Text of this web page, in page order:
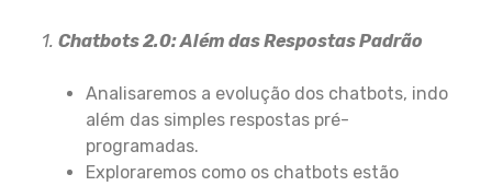
1. Chatbots 2.0: Além das Respostas Padrão
Analisaremos a evolução dos chatbots, indo
além das simples respostas pré-
programadas.
Exploraremos como os chatbots estão